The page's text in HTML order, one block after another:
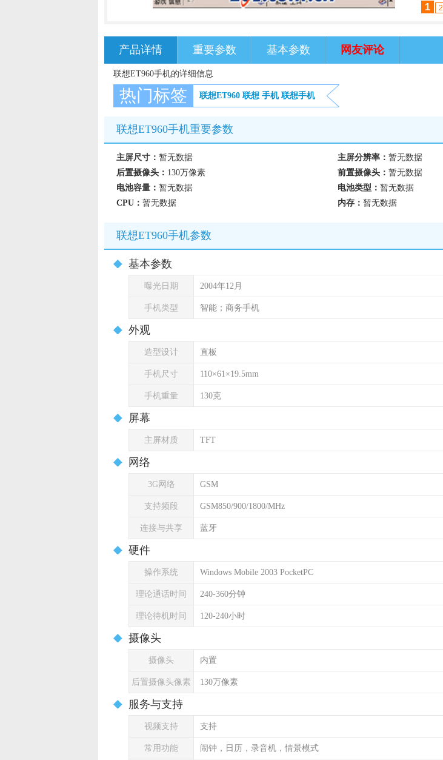
1 2
产品详情 重要参数 基本参数 网友评论
联想ET960手机的详细信息
热门标签 联想ET960 联想 手机 联想手机
联想ET960手机重要参数
主屏尺寸： 暂无数据 主屏分辨率： 暂无数据
后置摄像头： 130万像素 前置摄像头： 暂无数据
电池容量： 暂无数据 电池类型： 暂无数据
CPU： 暂无数据 内存： 暂无数据
联想ET960手机参数
基本参数
曝光日期 2004年12月
手机类型 智能；商务手机
外观
造型设计 直板
手机尺寸 110×61×19.5mm
手机重量 130克
屏幕
主屏材质 TFT
网络
3G网络 GSM
支持频段 GSM850/900/1800/MHz
连接与共享 蓝牙
硬件
操作系统 Windows Mobile 2003 PocketPC
理论通话时间 240-360分钟
理论待机时间 120-240小时
摄像头
摄像头 内置
后置摄像头像素 130万像素
服务与支持
视频支持 支持
常用功能 闹钟，日历，录音机，情景模式